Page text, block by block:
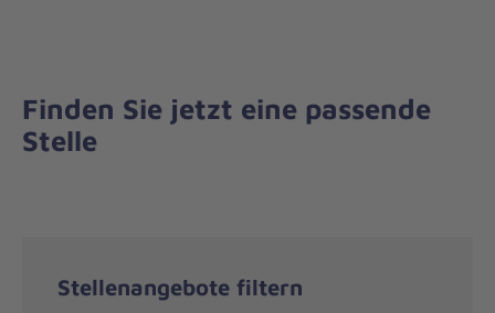
Finden Sie jetzt eine passende
Stelle
Stellenangebote filtern